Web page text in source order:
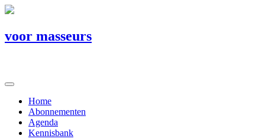
voor masseurs
Home
Abonnementen
Agenda
Kennisbank